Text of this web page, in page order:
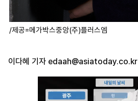
/제공=메가박스중앙(주)플러스엠
이다혜 기자 edaah@asiatoday.co.kr